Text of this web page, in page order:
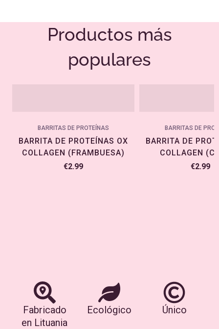
Productos más
populares
BARRITAS DE PROTEÍNAS
BARRITA DE PROTEÍNAS OX
COLLAGEN (FRAMBUESA)
€2.99
BARRITAS DE
BARRITA DE
COLLAGEN
€2.99
Fabricado
en Lituania
Ecológico Único